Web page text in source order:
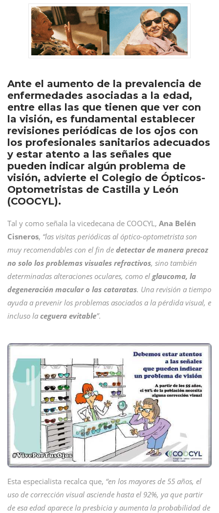
Ante el aumento de la prevalencia de
enfermedades asociadas a la edad,
entre ellas las que tienen que ver con
la visión, es fundamental establecer
revisiones periódicas de los ojos con
los profesionales sanitarios adecuados
y estar atento a las señales que
pueden indicar algún problema de
visión, advierte el Colegio de Ópticos-
Optometristas de Castilla y León
(COOCYL).
Tal y como señala la vicedecana de COOCYL, Ana Belén
Cisneros, “las visitas periódicas al óptico-optometrista son
muy recomendables con el fin de detectar de manera precoz
no solo los problemas visuales refractivos, sino también
determinadas alteraciones oculares, como el glaucoma, la
degeneración macular o las cataratas. Una revisión a tiempo
ayuda a prevenir los problemas asociados a la pérdida visual, e
incluso la ceguera evitable”.
Esta especialista recalca que, “en los mayores de 55 años, el
uso de corrección visual asciende hasta el 92%, ya que partir
de esa edad aparece la presbicia y aumenta la probabilidad de